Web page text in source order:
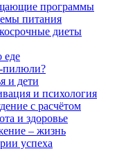
программы
питания
диеты
еде
пилюли?
и дети
и психология
с расчётом
и здоровье
– жизнь
успеха